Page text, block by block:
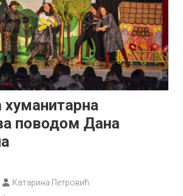
поводом Дана
Катарина Петровић